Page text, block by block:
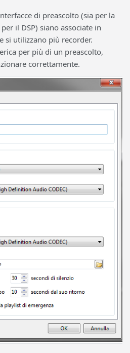
di preascolto (sia per la
il DSP) siano associate in
si utilizzano più recorder.
per più di un preascolto,
correttamente.